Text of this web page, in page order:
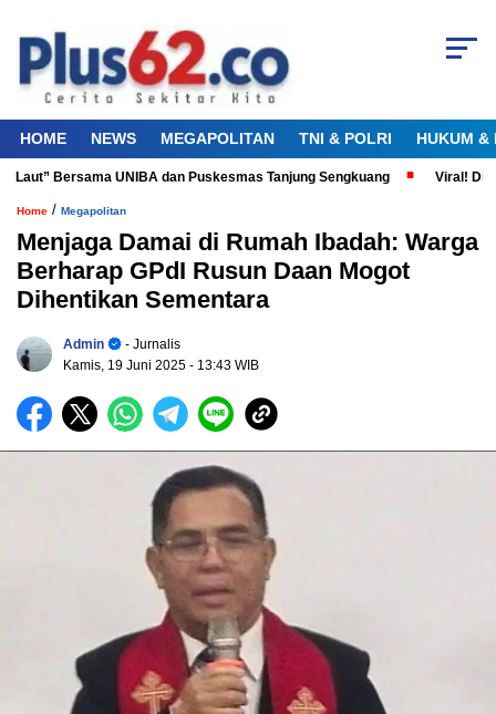
HOME NEWS MEGAPOLITAN TNI & POLRI HUKUM &
Bersama UNIBA dan Puskesmas Tanjung Sengkuang Viral! Diduga
Home / Megapolitan
Menjaga Damai di Rumah Ibadah: Warga
Berharap GPdI Rusun Daan Mogot
Dihentikan Sementara
Admin
- Jurnalis
Kamis, 19 Juni 2025 - 13:43 WIB